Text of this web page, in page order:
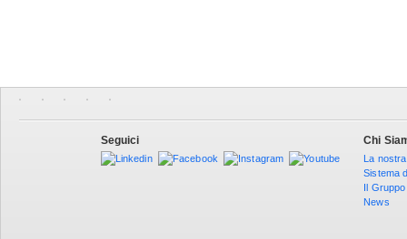
Seguici Chi
La
Sistema
Il Gruppo
News